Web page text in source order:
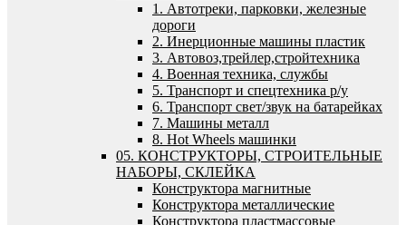
1. Автотреки, парковки, железные
дороги
2. Инерционные машины пластик
3. Автовоз,трейлер,стройтехника
4. Военная техника, службы
5. Транспорт и спецтехника р/у
6. Транспорт свет/звук на батарейках
7. Машины металл
8. Hot Wheels машинки
05. КОНСТРУКТОРЫ, СТРОИТЕЛЬНЫЕ
НАБОРЫ, СКЛЕЙКА
Конструктора магнитные
Конструктора металлические
Конструктора пластмассовые